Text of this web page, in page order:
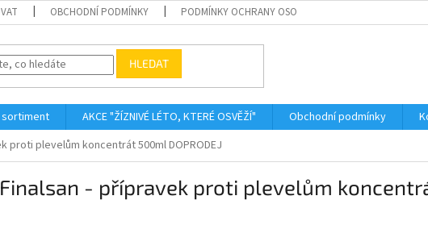
OBCHODNÍ PODMÍNKY PODMÍNKY OCHRANY OSOBNÍCH ÚDAJŮ
HLEDAT
AKCE "ŽÍZNIVÉ LÉTO, KTERÉ OSVĚŽÍ" Obchodní podmínky
proti plevelům koncentrát 500ml DOPRODEJ
Finalsan - přípravek proti plevelům